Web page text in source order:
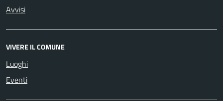
Avvisi
VIVERE IL COMUNE
Luoghi
Eventi